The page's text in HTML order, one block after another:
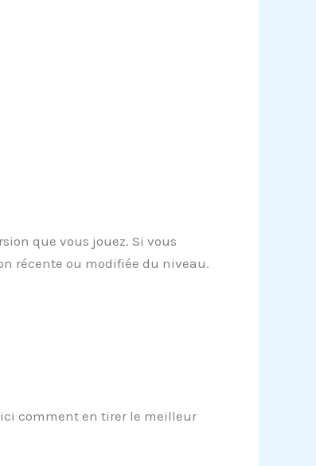
que vous jouez. Si vous
récente ou modifiée du niveau.
comment en tirer le meilleur